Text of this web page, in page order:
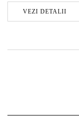
VEZI DETALII